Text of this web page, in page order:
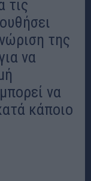
τις
της
να
να
κάποιο